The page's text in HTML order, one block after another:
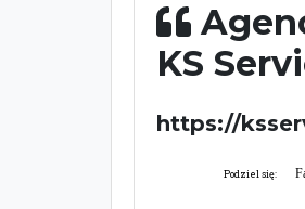
KS
https://
Podziel się: